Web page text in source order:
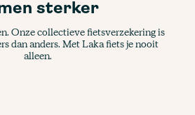
sterker
Onze collectieve fietsverzekering is
dan anders. Met Laka fiets je nooit
alleen.